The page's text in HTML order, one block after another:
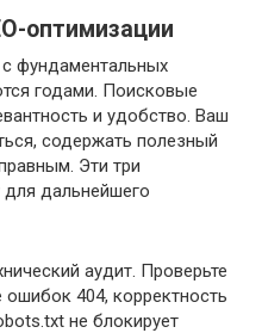
оптимизации
с фундаментальных
годами. Поисковые
и удобство. Ваш
содержать полезный
Эти три
дальнейшего
аудит. Проверьте
404, корректность
не блокирует